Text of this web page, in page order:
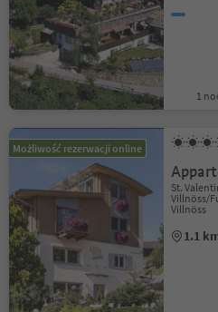
1
Możliwość rezerwacji online
St.
Villnöss/
Villnöss
1.1